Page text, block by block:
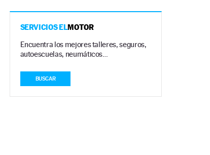
SERVICIOS ELMOTOR
Encuentra los mejores talleres, seguros,
autoescuelas, neumáticos…
BUSCAR